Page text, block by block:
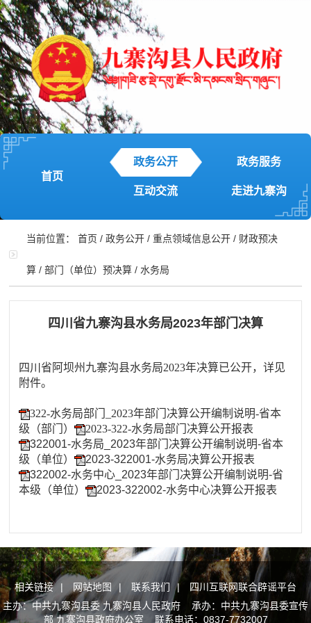
首页
政务公开 政务服务
互动交流 走进九寨沟
当前位置：首页 /政务公开 /重点领域信息公开 / 财政预决
算 /部门（单位）预决算 / 水务局
四川省九寨沟县水务局2023年部门决算
四川省阿坝州九寨沟县水务局2023年决算已公开，详见
附件。
322-水务局部门_2023年部门决算公开编制说明-省本
级（部门）
2023-322-水务局部门决算公开报表
322001-水务局_2023年部门决算公开编制说明-省本
级（单位）
2023-322001-水务局决算公开报表
322002-水务中心_2023年部门决算公开编制说明-省
本级（单位）
2023-322002-水务中心决算公开报表
相关链接 | 网站地图 | 联系我们 |
四川互联网联合辟谣平台
主办：中共九寨沟县委 九寨沟县人民政府 承办：中共九寨沟县委宣传
部 九寨沟县政府办公室 联系电话：0837-7732007